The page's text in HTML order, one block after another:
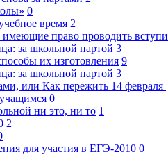
0
время 2
право проводить
за школьной партой 3
их изготовления 9
за школьной партой 3
или Как пережить 14 февраля
0
ни это, ни то 1
2
для участия в ЕГЭ-2010 0